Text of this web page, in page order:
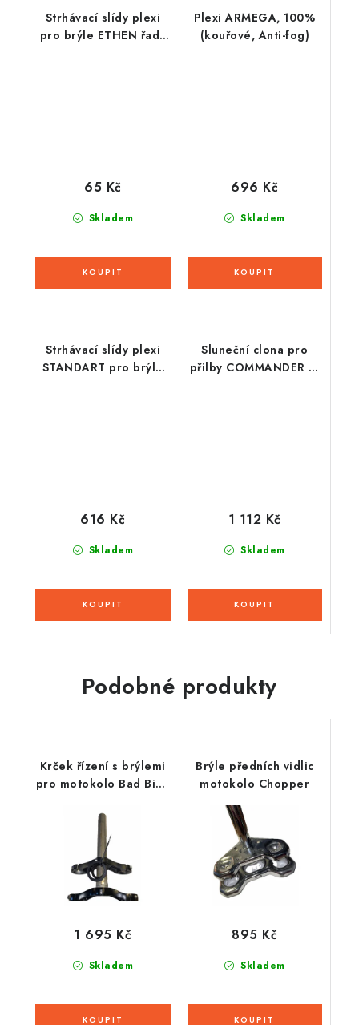
Strhávací slídy plexi
pro brýle ETHEN řady
Skladem
65 Kč
Plexi ARMEGA, 100%
(kouřové, Anti-fog)
Skladem
696 Kč
Strhávací slídy plexi
STANDART pro brýle
Skladem
616 Kč
Sluneční clona pro
přilby COMMANDER 2,
Skladem
1 112 Kč
Podobné produkty
Krček řízení s brýlemi
pro motokolo Bad Bike
Skladem
1 695 Kč
Brýle předních vidlic
motokolo Chopper
Skladem
895 Kč